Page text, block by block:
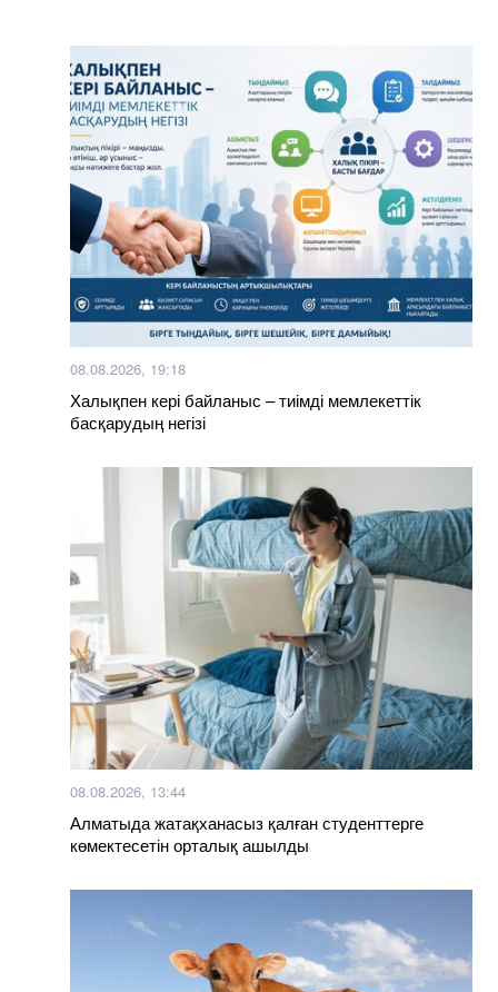
08.08.2026, 19:18
Халықпен кері байланыс – тиімді мемлекеттік
басқарудың негізі
08.08.2026, 13:44
Алматыда жатақханасыз қалған студенттерге
көмектесетін орталық ашылды